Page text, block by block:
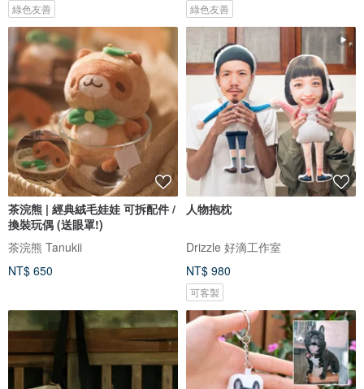
綠色友善 綠色友善
茶浣熊 | 經典絨毛娃娃 可拆配件 /
換裝玩偶 (送眼罩!)
茶浣熊 Tanukii
NT$ 650
人物抱枕
Drizzle 好滴工作室
NT$ 980
可客製